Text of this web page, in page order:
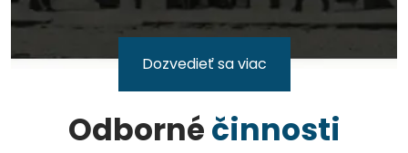
Dozvedieť sa viac
Odbornéčinnosti